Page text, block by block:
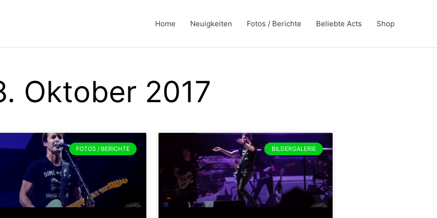
Home Neuigkeiten Fotos / Berichte Beliebte Acts Shop
Oktober 2017
FOTOS / BERICHTE BILDERGALERIE